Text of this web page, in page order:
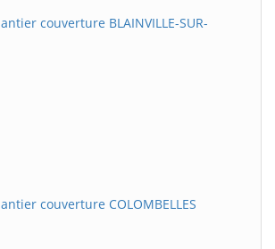
couverture BLAINVILLE-SUR-
couverture COLOMBELLES